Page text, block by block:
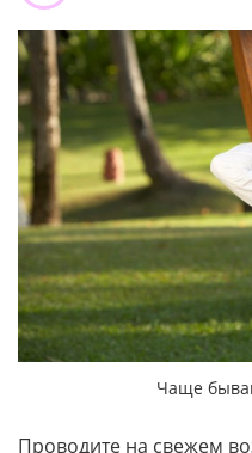
Чаще
Проводите на свежем